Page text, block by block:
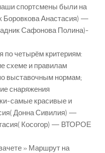
спортсмены были на
Боровкова Анастасия) —
Сафонова Полина)-
по четырём критериям:
схеме и правилам
выставочным нормам;
снаряжения
самые красивые и
Донна Сивилия) —
Косогор) — ВТОРОЕ
» Маршрут на